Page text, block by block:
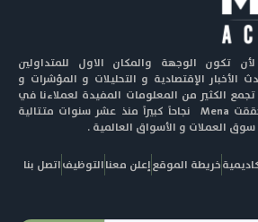
تسعى أكاديمية Mena لأن تكون الوجهة والمكان الاول للمتداولين
الأخبار الإقتصادية و التحليلات و المؤشرات و
تجمع الكثير من المعلومات المفيدة لعملاءنا في
جميع أنحاء العالم . لقد حققت Mena نجاحاً كبيراً منذ عشر سنوات متتالية
العملات و الأسواق العالمية .
خريطة الموقعإعلن معناالتوظيفاتصل بنا